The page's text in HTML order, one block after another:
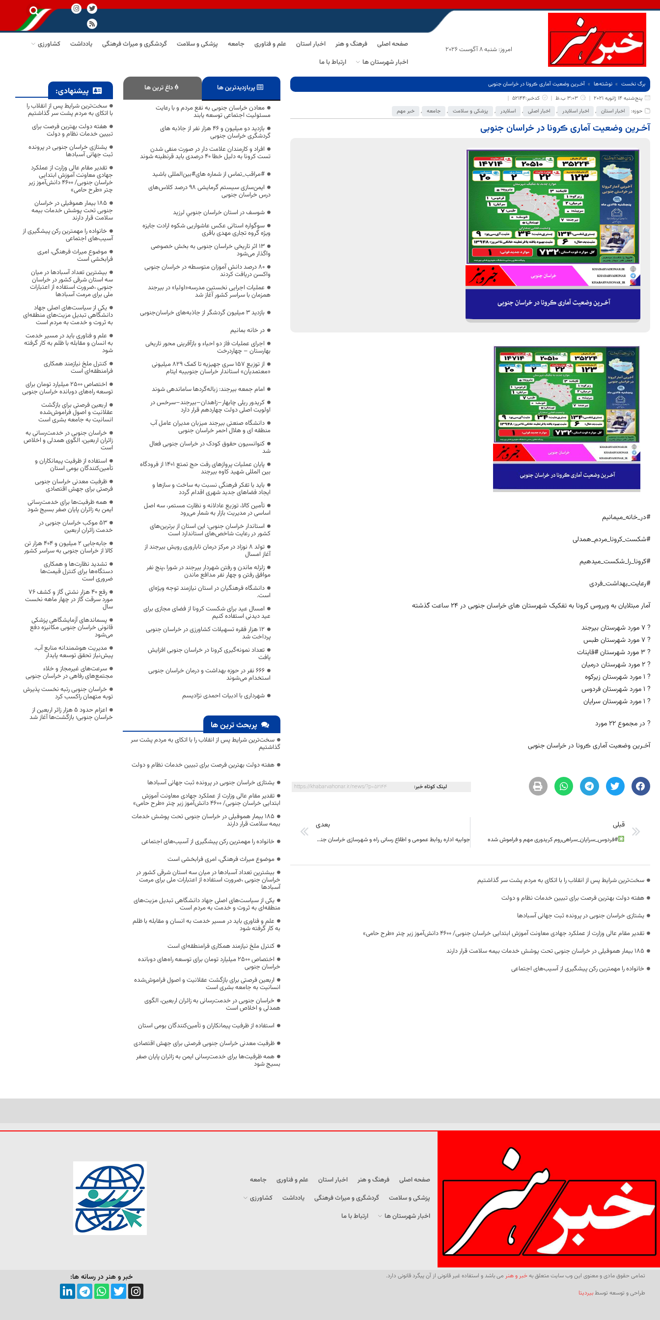
امروز: شنبه 8 آگوست 2026
صفحه اصلی فرهنگ و هنر اخبار استان علم و فناوری جامعه پزشکی و سلامت گردشگری و میراث فرهنگی یادداشت
کشاورزی
اخبار شهرستان ها
ارتباط با ما
برگ نخست نوشته‌ها
آخـرین وضعیت آماری ڪرونا در خراسان جنوبی
پنج‌شنبه 14 ژانویه 2021
3:03 ب.ظ
کدخبر:52144
حوزه:
اخبار استان , اخبار اسلایدر , اخبار اصلی , اسلایدر , پزشکی و سلامت , جامعه , خبر مهم
آخـرین وضعیت آماری ڪرونا در خراسان جنوبی
#در_خانه_میمانیم
#شکست_کرونا_مردم_همدلی
#کرونا_را_شکست_میدهیم
#رعایت_بهداشت_فردی
آمار مبتلایان به ویروس کرونا به تفکیک شهرستان های خراسان جنوبی در ۲۴ ساعت گذشته
? ۷ مورد شهرستان بیرجند
? ۷ مورد شهرستان طبس
? ۳ مورد شهرستان #قاینات
? ۲ مورد شهرستان درمیان
? ۱ مورد شهرستان زیرکوه
? ۱ مورد شهرستان فردوس
? ۱ مورد شهرستان سرایان
? در مجموع ۲۲ مورد
آخـرین وضعیت آماری ڪرونا در خراسان جنوبی
لینک کوتاه خبر: https://khabarvahonar.ir/news/?p=52144
قبلی
#فردوس_سرایان_سراهی‌روم کریدوری مهم و فراموش شده
بعدی
جوابیه اداره روابط عمومی و اطلاع رسانی راه و شهرسازی خراسان جنوبی در مورد راه سرایان و فردوس
سخت‌ترین شرایط پس از انقلاب را با اتکای به مردم پشت سر گذاشتیم
هفته دولت بهترین فرصت برای تبیین خدمات نظام و دولت
یشتازی خراسان جنوبی در پرونده ثبت جهانی آسبادها
تقدیر مقام عالی وزارت از عملکرد جهادی معاونت آموزش ابتدایی خراسان جنوبی/ ۴۶۰۰ دانش‌آموز زیر چتر «طرح حامی»
۱۸۵ بیمار هموفیلی در خراسان جنوبی تحت پوشش خدمات بیمه سلامت قرار دارند
خانواده را مهمترین رکن پیشگیری از آسیب‌های اجتماعی
پربازدیدترین ها داغ ترین ها
معادن خراسان جنوبی به نفع مردم و با رعایت
مسئولیت اجتماعی توسعه یابند
بازدید دو میلیون و ۴۶ هزار نفر از جاذبه های
گردشگری خراسان جنوبی
افراد و کارمندان علامت دار در صورت منفی شدن
تست کرونا به دلیل خطا 40 درصدی باید قرنطینه شوند
#مراقب_تماس‌ از شماره های#بین‌المللی باشید
ایمن‌سازی سیستم گرمایشی ۹۸ درصد کلاس‌های
درس خراسان جنوبی
شوسف در استان خراسان جنوبي لرزید
سوگواره استانی عکس عاشواریی شکوه ارادت جایزه
ویژه گروه تجاری مهدی باقری
۱۳ اثر تاریخی خراسان جنوبی به بخش خصوصی
واگذار می‌شود
۸۰ درصد دانش آموزان متوسطه در خراسان جنوبی
واکسن دریافت کردند
عملیات اجرایی نخستین مدرسه«اولیا» در بیرجند
همزمان با سراسر کشور آغاز شد
بازدید ۳ میلیون گردشگر از جاذبه‌های خراسان‌جنوبی
در خانه بمانیم
اجرای عملیات فاز دو احیاء و بازآفرینی محور تاریخی
بهارستان – چهاردرخت
از توزیع ۱۵۷ سری جهیزیه تا کمک ۸۲۹ میلیونی
«معتمدیان» استاندار خراسان جنوبیبه ایتام
امام جمعه بیرجند: زباله‌گردها ساماندهی شوند
کریدور ریلی چابهار–زاهدان–بیرجند–سرخس در
اولویت اصلی دولت چهاردهم قرار دارد
دانشگاه صنعتی بیرجند میزبان مدیران عامل آب
منطقه ای و هلال احمر خراسان جنوبی
کنوانسیون حقوق کودک در خراسان جنوبی فعال
شد
پایان عملیات پروازهای رفت حج تمتع 1401 از فرودگاه
بین المللی شهید کاوه بیرجند
باید با تفکر فرهنگی نسبت به ساخت و سازها و
ایجاد فضاهای جدید شهری اقدام گردد
تأمین کالا، توزیع عادلانه و نظارت مستمر، سه اصل
اساسی در مدیریت بازار به شمار می‌رود
استاندار خراسان جنوبی: این استان از برترین‌های
کشور در رعایت شاخص‌های استاندارد است
تولد ۸ نوزاد در مرکز درمان ناباروری رویش بیرجند از
آغاز امسال
زلزله ماندن و رفتن شهردار بیرجند در شورا ،پنج نفر
موافق رفتن و چهار نفر مدافع ماندن
دانشگاه فرهنگیان در استان نیازمند توجه ویژه‌ای
است.
امسال عید برای شکست کرونا از فضای مجازی برای
عید دیدنی استفاده کنیم
12 هزار فقره تسهیلات کشاورزی در خراسان جنوبی
پرداخت شد
تعداد نمونه‌گیری کرونا در خراسان جنوبی افزایش
یافت
۶۶۶ نفر در حوزه‌ بهداشت و درمان خراسان جنوبی
استخدام می‌شوند
شهرداری با ادبیات احمدی نژادیسم
پربحث ترین ها
سخت‌ترین شرایط پس از انقلاب را با اتکای به مردم پشت سر
گذاشتیم
هفته دولت بهترین فرصت برای تبیین خدمات نظام و دولت
یشتازی خراسان جنوبی در پرونده ثبت جهانی آسبادها
تقدیر مقام عالی وزارت از عملکرد جهادی معاونت آموزش
ابتدایی خراسان جنوبی/ ۴۶۰۰ دانش‌آموز زیر چتر «طرح حامی»
۱۸۵ بیمار هموفیلی در خراسان جنوبی تحت پوشش خدمات
بیمه سلامت قرار دارند
خانواده را مهمترین رکن پیشگیری از آسیب‌های اجتماعی
موضوع میراث فرهنگی، امری فرابخشی است
بیشترین تعداد آسبادها در میان سه استان شرقی کشور در
خراسان جنوبی ،ضرورت استفاده از اعتبارات ملی برای مرمت
آسبادها
یکی از سیاست‌های اصلی جهاد دانشگاهی تبدیل مزیت‌های
منطقه‌ای به ثروت و خدمت به مردم است
علم و فناوری باید در مسیر خدمت به انسان و مقابله با ظلم
به کار گرفته شود
کنترل ملخ نیازمند همکاری فرامنطقه‌ای است
اختصاص 2500 میلیارد تومان برای توسعه راه‌های دوبانده
خراسان جنوبی
اربعین فرصتی برای بازگشت عقلانیت و اصول فراموش‌شده
انسانیت به جامعه بشری است
خراسان جنوبی در خدمت‌رسانی به زائران اربعین، الگوی
همدلی و اخلاص است
استفاده از ظرفیت پیمانکاران و تأمین‌کنندگان بومی استان
ظرفیت معدنی خراسان جنوبی فرصتی برای جهش اقتصادی
همه ظرفیت‌ها برای خدمت‌رسانی ایمن به زائران پایان صفر
بسیج شود
پیشنهادی:
سخت‌ترین شرایط پس از انقلاب را
با اتکای به مردم پشت سر گذاشتیم
هفته دولت بهترین فرصت برای
تبیین خدمات نظام و دولت
یشتازی خراسان جنوبی در پرونده
ثبت جهانی آسبادها
تقدیر مقام عالی وزارت از عملکرد
جهادی معاونت آموزش ابتدایی
خراسان جنوبی/ ۴۶۰۰ دانش‌آموز زیر
چتر «طرح حامی»
۱۸۵ بیمار هموفیلی در خراسان
جنوبی تحت پوشش خدمات بیمه
سلامت قرار دارند
خانواده را مهمترین رکن پیشگیری از
آسیب‌های اجتماعی
موضوع میراث فرهنگی، امری
فرابخشی است
بیشترین تعداد آسبادها در میان
سه استان شرقی کشور در خراسان
جنوبی ،ضرورت استفاده از اعتبارات
ملی برای مرمت آسبادها
یکی از سیاست‌های اصلی جهاد
دانشگاهی تبدیل مزیت‌های منطقه‌ای
به ثروت و خدمت به مردم است
علم و فناوری باید در مسیر خدمت
به انسان و مقابله با ظلم به کار گرفته
شود
کنترل ملخ نیازمند همکاری
فرامنطقه‌ای است
اختصاص 2500 میلیارد تومان برای
توسعه راه‌های دوبانده خراسان جنوبی
اربعین فرصتی برای بازگشت
عقلانیت و اصول فراموش‌شده
انسانیت به جامعه بشری است
خراسان جنوبی در خدمت‌رسانی به
زائران اربعین، الگوی همدلی و اخلاص
است
استفاده از ظرفیت پیمانکاران و
تأمین‌کنندگان بومی استان
ظرفیت معدنی خراسان جنوبی
فرصتی برای جهش اقتصادی
همه ظرفیت‌ها برای خدمت‌رسانی
ایمن به زائران پایان صفر بسیج شود
53 موکب خراسان جنوبی در
خدمت زائران اربعین
جابه‌جایی 2 میلیون و 404 هزار تن
کالا از خراسان جنوبی به سراسر کشور
تشدید نظارت‌ها و همکاری
دستگاه‌ها برای کنترل قیمت‌ها
ضروری است
رفع 40 هزار نشتی گاز و کشف 76
مورد سرقت گاز در چهار ماهه نخست
سال
پسماندهای آزمایشگاهی پزشکی
قانونی خراسان جنوبی مکانیزه دفع
می‌شود
مدیریت هوشمندانه منابع آب،
پیش‌نیاز تحقق توسعه پایدار
سرعت‌های غیرمجاز و خلاء
مجتمع‌های رفاهی در خراسان جنوبی
خراسان جنوبی رتبه نخست پذیرش
توبه متهمان راکسب کرد
اعزام حدود 5 هزار زائر اربعین از
خراسان جنوبی؛ بازگشت‌ها آغاز شد
صفحه اصلی فرهنگ و هنر اخبار استان علم و فناوری
جامعه
پزشکی و سلامت
گردشگری و میراث فرهنگی یادداشت
کشاورزی
اخبار شهرستان ها
ارتباط با ما
تمامی حقوق مادی و معنوی این وب سایت متعلق بهخبر و هنر می باشد و استفاده غیر قانونی از آن پیگرد قانونی دارد.
طراحی و توسعه توسطبیردیتا
خبر و هنر در رسانه ها: